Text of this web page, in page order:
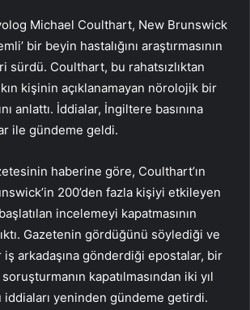
Michael Coulthart, New Brunswick
bir beyin hastalığını araştırmasının
sürdü. Coulthart, bu rahatsızlıktan
kişinin açıklanamayan nörolojik bir
anlattı. İddialar, İngiltere basınına
ile gündeme geldi.
haberine göre, Coulthart’ın
200’den fazla kişiyi etkileyen
incelemeyi kapatmasının
Gazetenin gördüğünü söylediği ve
iş arkadaşına gönderdiği epostalar, bir
kapatılmasından iki yıl
iddiaları yeninden gündeme getirdi.